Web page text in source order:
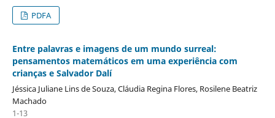
PDFA
Entre palavras e imagens de um mundo surreal:
pensamentos matemáticos em uma experiência com
crianças e Salvador Dalí
Jéssica Juliane Lins de Souza, Cláudia Regina Flores, Rosilene Beatriz
Machado
1-13